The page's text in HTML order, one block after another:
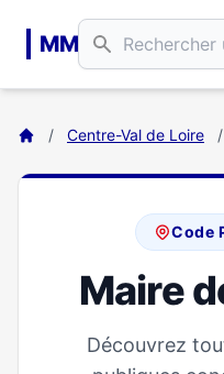
MM
/ Centre-Val de Loire /
Code
Maire
Découvrez